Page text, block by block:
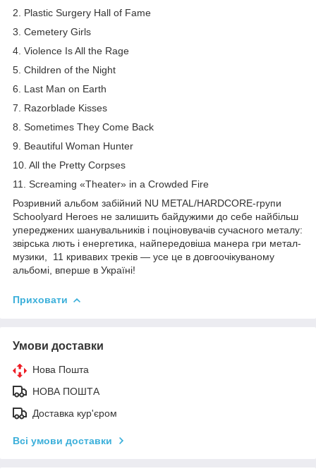
2. Plastic Surgery Hall of Fame
3. Cemetery Girls
4. Violence Is All the Rage
5. Children of the Night
6. Last Man on Earth
7. Razorblade Kisses
8. Sometimes They Come Back
9. Beautiful Woman Hunter
10. All the Pretty Corpses
11. Screaming «Theater» in a Crowded Fire
Розривний альбом забійний NU METAL/HARDCORE-групи
Schoolyard Heroes не залишить байдужими до себе найбільш
упереджених шанувальників і поціновувачів сучасного металу:
звірська лють і енергетика, найпередовіша манера гри метал-
музики, 11 кривавих треків — усе це в довгоочікуваному
альбомі, вперше в Україні!
Приховати
Умови доставки
Нова Пошта
НОВА ПОШТА
Доставка кур'єром
Всі умови доставки